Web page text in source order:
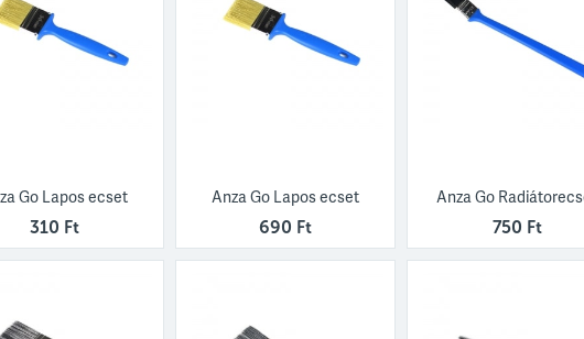
Go Lapos ecset
310 Ft
Anza Go Lapos ecset
690 Ft
Anza Go
750 Ft